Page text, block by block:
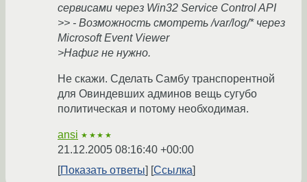
сервисами через Win32 Service Control API
>> - Возможность смотреть /var/log/* через
Microsoft Event Viewer
>Нафиг не нужно.
Не скажи. Сделать Самбу транспорентной
для Овиндевших админов вещь сугубо
политическая и потому необходимая.
ansi ★★★★
21.12.2005 08:16:40 +00:00
Показать ответы
Ссылка